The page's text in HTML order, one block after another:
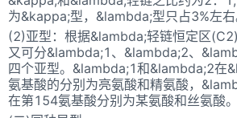
为&kappa;型，&lambda;型只占3%左右
(2)亚型：根据&lambda;轻链恒定区
又可分&lambda;1、&lambda;2、
四个亚型。&lambda;1和&lambda;2在
氨基酸的分别为亮氨酸和精氨酸，
在第154氨基酸分别为某氨酸和丝氨酸。